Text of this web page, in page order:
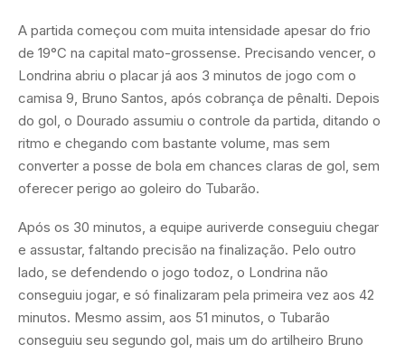
A partida começou com muita intensidade apesar do frio
de 19°C na capital mato-grossense. Precisando vencer, o
Londrina abriu o placar já aos 3 minutos de jogo com o
camisa 9, Bruno Santos, após cobrança de pênalti. Depois
do gol, o Dourado assumiu o controle da partida, ditando o
ritmo e chegando com bastante volume, mas sem
converter a posse de bola em chances claras de gol, sem
oferecer perigo ao goleiro do Tubarão.
Após os 30 minutos, a equipe auriverde conseguiu chegar
e assustar, faltando precisão na finalização. Pelo outro
lado, se defendendo o jogo todoz, o Londrina não
conseguiu jogar, e só finalizaram pela primeira vez aos 42
minutos. Mesmo assim, aos 51 minutos, o Tubarão
conseguiu seu segundo gol, mais um do artilheiro Bruno